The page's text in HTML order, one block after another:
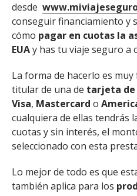
desde
conseguir financiamiento y
cómo pagar en cuotas la
EUAy has tu viaje seguro a
La forma de hacerlo es
titular de una de tarjeta
Visa, Mastercard o
cualquiera de ellas tendrás
cuotas y sin interés, el
seleccionado con esta
Lo mejor de todo es que
también aplica para los